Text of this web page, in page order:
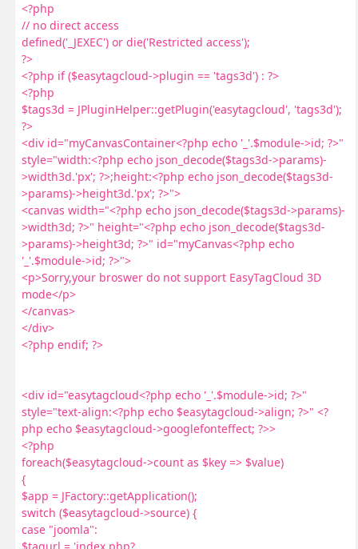
<?php
// no direct access
defined('_JEXEC') or die('Restricted access');
?>
<?php if ($easytagcloud->plugin == 'tags3d') : ?>
<?php
$tags3d = JPluginHelper::getPlugin('easytagcloud', 'tags3d');
?>
<div id="myCanvasContainer<?php echo '_'.$module->id; ?>"
style="width:<?php echo json_decode($tags3d->params)-
>width3d.'px'; ?>;height:<?php echo json_decode($tags3d-
>params)->height3d.'px'; ?>">
<canvas width="<?php echo json_decode($tags3d->params)-
>width3d; ?>" height="<?php echo json_decode($tags3d-
>params)->height3d; ?>" id="myCanvas<?php echo
'_'.$module->id; ?>">
<p>Sorry,your broswer do not support EasyTagCloud 3D
mode</p>
</canvas>
</div>
<?php endif; ?>
<div id="easytagcloud<?php echo '_'.$module->id; ?>"
style="text-align:<?php echo $easytagcloud->align; ?>" <?
php echo $easytagcloud->googlefonteffect; ?>>
<?php
foreach($easytagcloud->count as $key => $value)
{
$app = JFactory::getApplication();
switch ($easytagcloud->source) {
case "joomla":